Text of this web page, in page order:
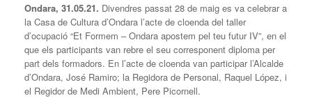
Ondara, 31.05.21. Divendres passat 28 de maig es va celebrar a
la Casa de Cultura d’Ondara l’acte de cloenda del taller
d’ocupació “Et Formem – Ondara apostem pel teu futur IV”, en el
que els participants van rebre el seu corresponent diploma per
part dels formadors. En l’acte de cloenda van participar l’Alcalde
d’Ondara, José Ramiro; la Regidora de Personal, Raquel López, i
el Regidor de Medi Ambient, Pere Picornell.